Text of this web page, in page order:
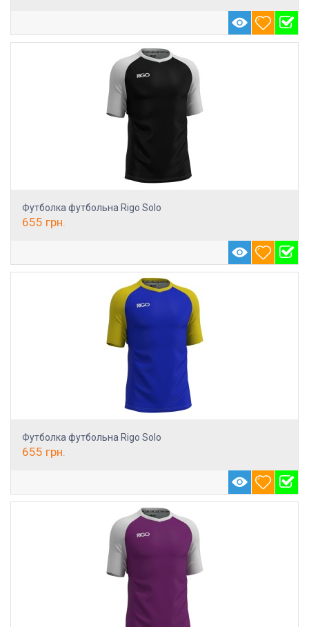
Футболка футбольна Rigo Solo
655 грн.
Футболка футбольна Rigo Solo
655 грн.